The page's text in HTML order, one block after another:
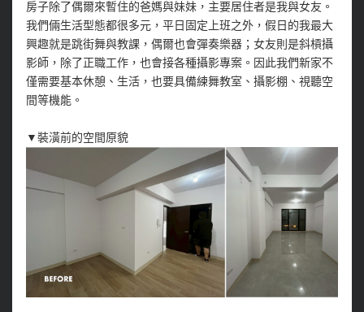
房子除了偶爾來暫住的爸媽與妹妹，主要居住者是我與女友。
我們倆生活型態都很多元，平日固定上班之外，假日的我最大
興趣就是跳街舞與教課，偶爾也會彈奏樂器；女友則是斜槓攝
影師，除了正職工作，也會接各種攝影專案。因此我們新家不
僅需要基本休憩、生活，也要具備練舞教室、攝影棚、視聽空
間等機能。
▼裝潢前的空間原貌